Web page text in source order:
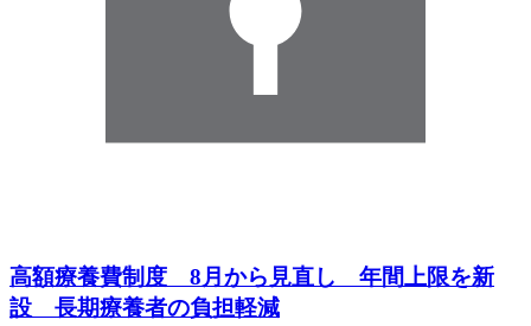
高額療養費制度 8月から見直し 年間上限を新
設 長期療養者の負担軽減